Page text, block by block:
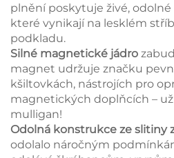
plnění poskytuje živé,
které vynikají na lesklém
podkladu.
Silné magnetické jádro
magnet udržuje značku
kšiltovkách, nástrojích pro
magnetických doplňcích –
mulligan!
Odolná konstrukce ze slitiny
odolalo náročným